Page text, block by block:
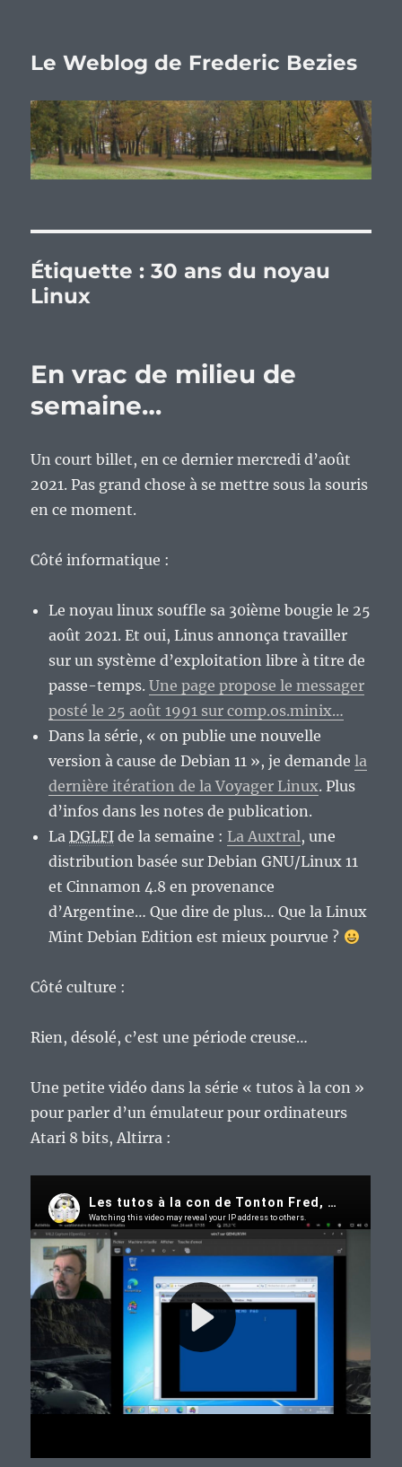
Le Weblog de Frederic Bezies
Étiquette :30 ans du noyau
Linux
En vrac de milieu de
semaine…
Un court billet, en ce dernier mercredi d’août
2021. Pas grand chose à se mettre sous la souris
en ce moment.
Côté informatique :
Le noyau linux souffle sa 30ième bougie le 25
août 2021. Et oui, Linus annonça travailler
sur un système d’exploitation libre à titre de
passe-temps.Une page propose le messager
posté le 25 août 1991 sur comp.os.minix…
Dans la série, « on publie une nouvelle
version à cause de Debian 11 », je demandela
dernière itération de la Voyager Linux. Plus
d’infos dans les notes de publication.
LaDGLFI de la semaine : La Auxtral, une
distribution basée sur Debian GNU/Linux 11
et Cinnamon 4.8 en provenance
d’Argentine… Que dire de plus… Que la Linux
Mint Debian Edition est mieux pourvue ?
Côté culture :
Rien, désolé, c’est une période creuse…
Une petite vidéo dans la série « tutos à la con »
pour parler d’un émulateur pour ordinateurs
Atari 8 bits, Altirra :